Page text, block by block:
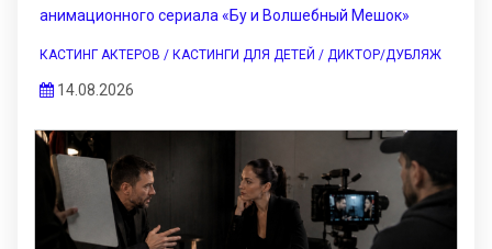
анимационного сериала «Бу и Волшебный Мешок»
КАСТИНГ АКТЕРОВ / КАСТИНГИ ДЛЯ ДЕТЕЙ / ДИКТОР/ДУБЛЯЖ
14.08.2026